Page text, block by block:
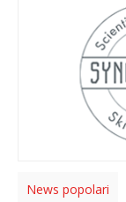
News popolari